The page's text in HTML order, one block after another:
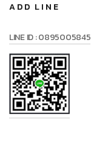
ADD LINE
LINE ID : 0895005845